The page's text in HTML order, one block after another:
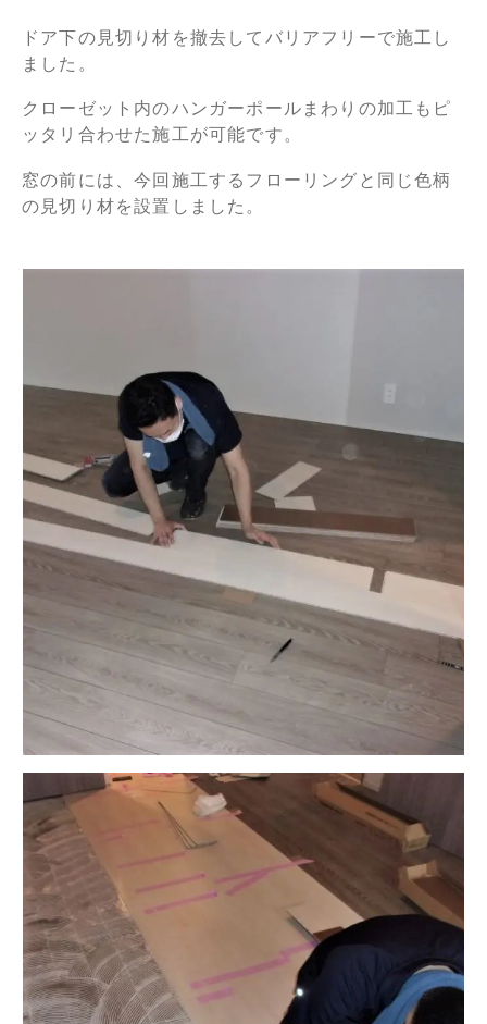
ドア下の見切り材を撤去してバリアフリーで施工し
ました。
クローゼット内のハンガーポールまわりの加工もピ
ッタリ合わせた施工が可能です。
窓の前には、今回施工するフローリングと同じ色柄
の見切り材を設置しました。